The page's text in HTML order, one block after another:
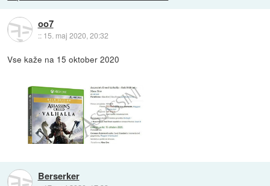
oo7
:: 15. maj 2020, 20:32
Vse kaže na 15 oktober 2020
Berserker